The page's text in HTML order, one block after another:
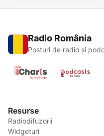
Radio România
Posturi de radio și
Resurse
Radiodifuzorii
Widgeturi